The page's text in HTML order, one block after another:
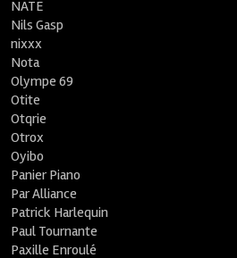
NATE
Nils Gasp
nixxx
Nota
Olympe 69
Otite
Otqrie
Otrox
Oyibo
Panier Piano
Par Alliance
Patrick Harlequin
Paul Tournante
Paxille Enroulé